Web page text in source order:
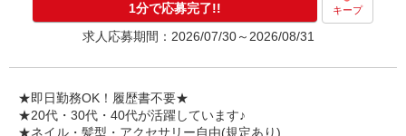
お友達を紹介頂くと,
インセンティブ支給(規定有)
1分で応募完了!! キープ
求人応募期間：2026/07/30～2026/08/31
★即日勤務OK！履歴書不要★
★20代・30代・40代が活躍しています♪
★ネイル・髪型・アクセサリー自由(規定あり)